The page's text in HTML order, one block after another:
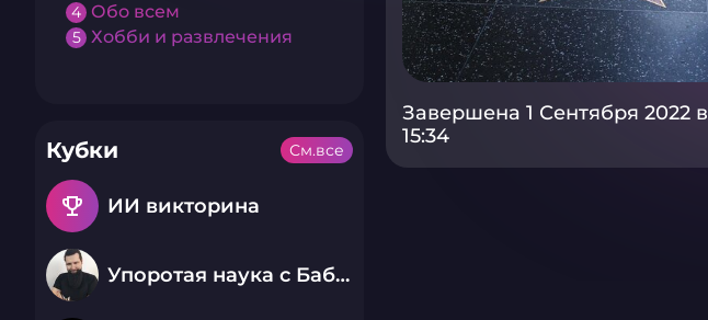
4 Обо всем
5 Хобби и развлечения
Кубки
emoji_events ИИ викторина
Упоротая наука с Бабаем Лютым
См.все
Завершена 1 Сентября 2022 в
15:34